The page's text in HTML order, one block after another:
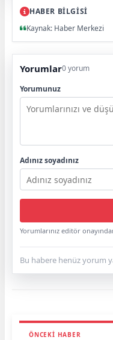
HABER BİLGİSİ
Kaynak: Haber Merkezi
Yorumlar0 yorum
Yorumunuz
Adınız soyadınız
Yorumlarınız editör
Bu habere henüz yorum
ÖNCEKI HABER